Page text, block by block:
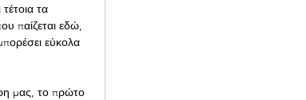
τα
παίζεται εδώ,
εύκολα
μας, το πρώτο